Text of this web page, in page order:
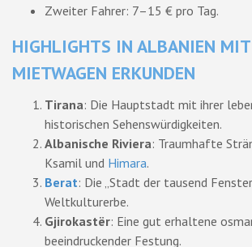
Zweiter Fahrer: 7–15 € pro Tag.
HIGHLIGHTS IN ALBANIEN
MIETWAGEN ERKUNDEN
Tirana: Die Hauptstadt mit ihrer
historischen Sehenswürdigkeiten.
Albanische Riviera: Traumhafte
Ksamil und Himara.
Berat: Die „Stadt der tausend
Weltkulturerbe.
Gjirokastër: Eine gut erhaltene
beeindruckender Festung.